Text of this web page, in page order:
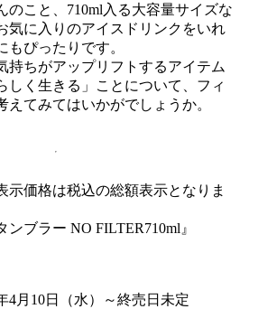
のこと、710ml入る大容量サイズな
気に入りのアイスドリンクをいれ
もぴったりです。
持ちがアップリフトするアイテム
しく生きる」ことについて、フィ
えてみてはいかがでしょうか。
価格は税込の総額表示となりま
ンブラー NO FILTER710ml』
4月10日（水）～終売日未定